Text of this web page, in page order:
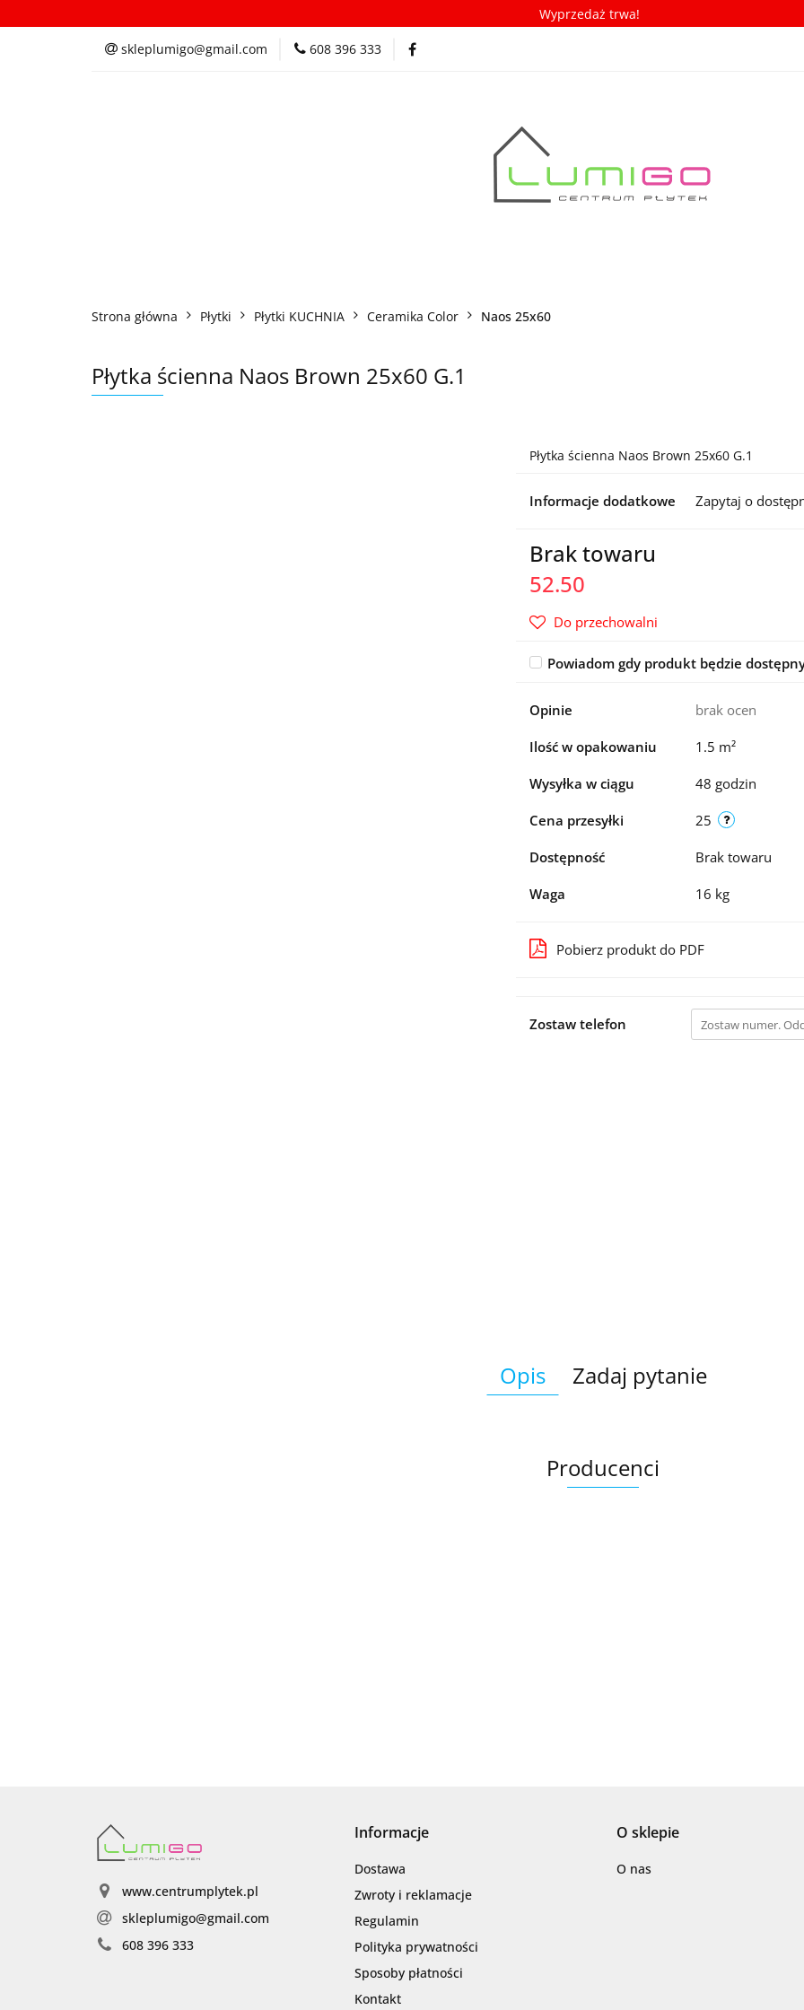
Wyprzedaż trwa!
skleplumigo@gmail.com 608 396 333
Kategorie Inspiracje Porady/ABC płytek Nowości
Strona główna Płytki Płytki KUCHNIA Ceramika Color Naos 25x60
Płytka ścienna Naos Brown 25x60 G.1
Płytka ścienna Naos Brown 25x60 G.1
Informacje dodatkowe Zapytaj o
Brak towaru
52.50
Do przechowalni
Powiadom gdy produkt będzie
Opinie brak ocen
Ilość w opakowaniu 1.5 m²
Wysyłka w ciągu 48 godzin
Cena przesyłki 25
Dostępność Brak towaru
Waga 16 kg
Pobierz produkt do PDF
Zostaw telefon
Opis Zadaj pytanie
Producenci
Barwolf
www.centrumplytek.pl
skleplumigo@gmail.com
608 396 333
Informacje
Dostawa
Zwroty i reklamacje
Regulamin
Polityka prywatności
Sposoby płatności
Kontakt
O sklepie
O nas